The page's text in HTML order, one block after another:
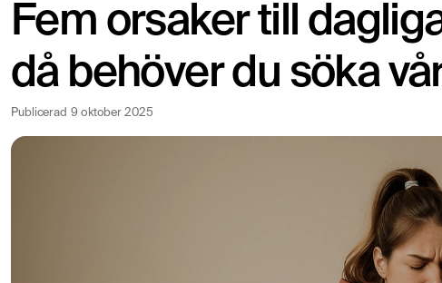
Fem orsaker till
då behöver du söka
Publicerad 9 oktober 2025